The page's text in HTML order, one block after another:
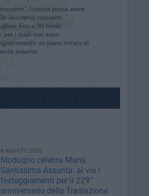
6 AGOSTO 2026
Modugno celebra Maria
Santissima Assunta: al via i
festeggiamenti per il 229°
anniversario della Traslazione